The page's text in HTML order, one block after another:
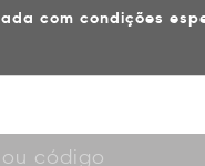
com condições